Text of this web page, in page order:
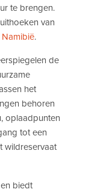
te brengen.
van
Namibië.
de
het
behoren
oplaadpunten
tot een
wildreservaat
biedt